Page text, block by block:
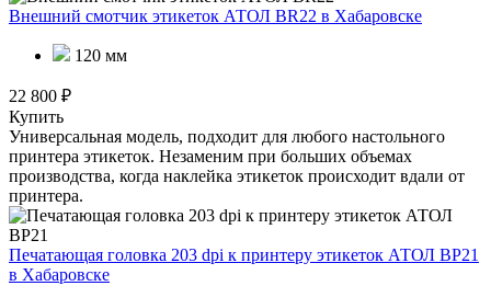
Внешний смотчик этикеток АТОЛ BR22 в Хабаровске
120 мм
22 800 ₽
Купить
Универсальная модель, подходит для любого настольного
принтера этикеток. Незаменим при больших объемах
производства, когда наклейка этикеток происходит вдали от
принтера.
Печатающая головка 203 dpi к принтеру этикеток АТОЛ BP21
в Хабаровске